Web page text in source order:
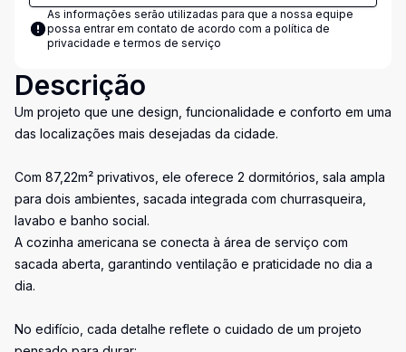
As informações serão utilizadas para que a nossa equipe
possa entrar em contato de acordo com a política de
privacidade e termos de serviço
Descrição
Um projeto que une design, funcionalidade e conforto em uma
das localizações mais desejadas da cidade.
Com 87,22m² privativos, ele oferece 2 dormitórios, sala ampla
para dois ambientes, sacada integrada com churrasqueira,
lavabo e banho social.
A cozinha americana se conecta à área de serviço com
sacada aberta, garantindo ventilação e praticidade no dia a
dia.
No edifício, cada detalhe reflete o cuidado de um projeto